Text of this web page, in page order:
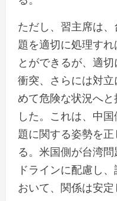
ただし、習主席は
題を適切に処理す
とができるが、適
衝突、さらには対
めて危険な状況へ
した。これは、中
題に関する姿勢を
る。米国側が台湾
ドラインに配慮し
おいて、関係は安